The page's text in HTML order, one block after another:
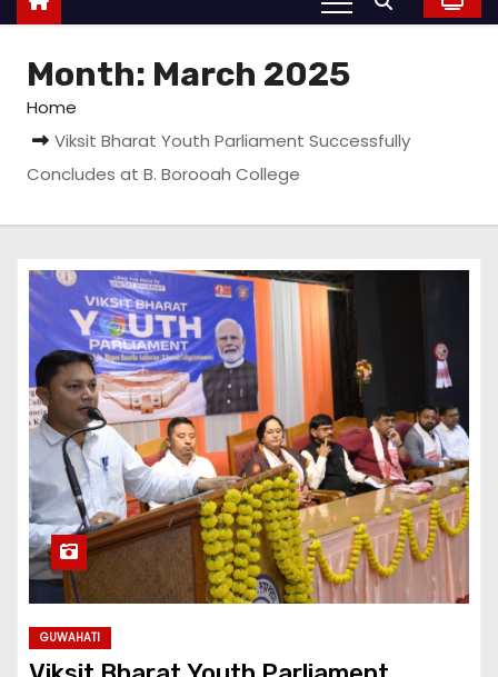
Month: March 2025
Home
Viksit Bharat Youth Parliament Successfully
Concludes at B. Borooah College
GUWAHATI